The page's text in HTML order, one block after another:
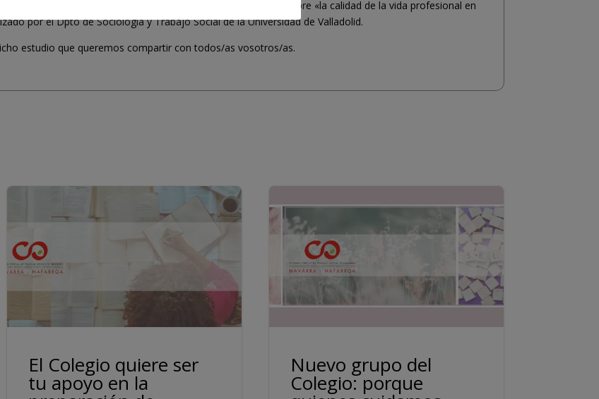
as para formar parte de un estudio a nivel estatal sobre «la calidad de la vida profesional en
por el Dpto de Sociología y Trabajo Social de la Universidad de Valladolid.
estudio que queremos compartir con todos/as vosotros/as.
El Colegio quiere ser
tu apoyo en la
Nuevo grupo del
Colegio: porque